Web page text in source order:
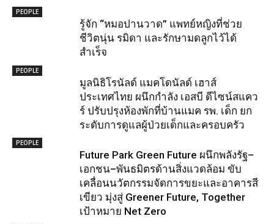
PEOPLE
รู้จัก “หมอปานวาด” แพทย์หญิงที่ช่วย
ชีวิตนุ่น รมิดา และรักษามดลูกไว้ได้
สำเร็จ
PEOPLE
มูลนิธิโรนัลด์ แมคโดนัลด์ เฮาส์
ประเทศไทย ผนึกกำลัง เอสบี ดีไซน์สแคว
ร์ ปรับปรุงห้องพักที่บ้านแมค รพ. เด็ก ยก
ระดับการดูแลผู้ป่วยเด็กและครอบครัว
PEOPLE
Future Park Green Future ผนึกพลังรัฐ–
เอกชน–พันธมิตรด้านสิ่งแวดล้อม ขับ
เคลื่อนนวัตกรรมจัดการขยะและอาคารสี
เขียว มุ่งสู่ Greener Future, Together
เป้าหมาย Net Zero